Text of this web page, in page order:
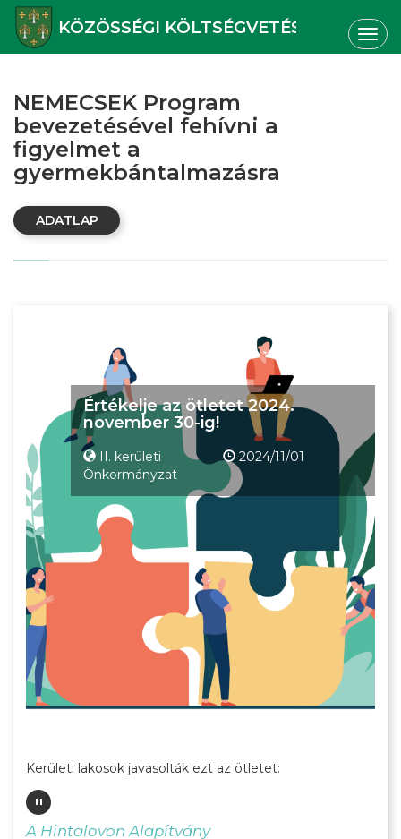
KÖZÖSSÉGI KÖLTSÉGVETÉS
NEMECSEK Program
bevezetésével fehívni a
figyelmet a
gyermekbántalmazásra
ADATLAP
Értékelje az ötletet 2024.
november 30-ig!
II. kerületi
Önkormányzat
2024/11/01
Kerületi lakosok javasolták ezt az ötletet:
"
A Hintalovon Alapítvány